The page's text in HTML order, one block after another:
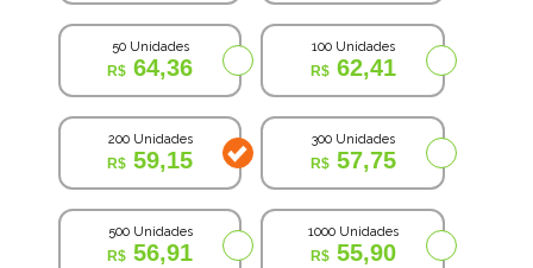
50 Unidades
64,36
100 Unidades
62,41
200 Unidades
59,15
300 Unidades
57,75
500 Unidades
56,91
1000 Unidades
55,90